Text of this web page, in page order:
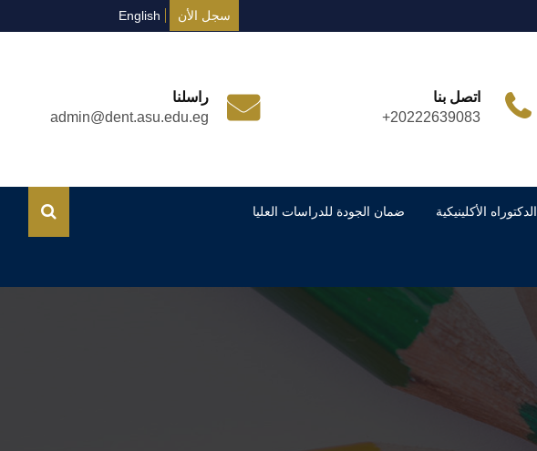
سجل الأن English
اتصل بنا
+20222639083
راسلنا
admin@dent.asu.edu.eg
الدكتوراه الأكلينيكية ضمان الجودة للدراسات العليا